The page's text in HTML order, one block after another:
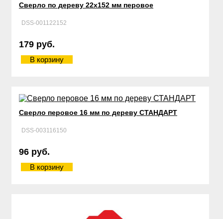
Сверло по дереву 22х152 мм перовое
DSS-001122152
179 руб.
В корзину
Сверло перовое 16 мм по дереву СТАНДАРТ
DSS-003116150
96 руб.
В корзину